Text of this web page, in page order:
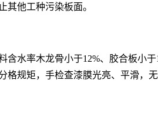
其他工种污染板面。
水率木龙骨小于12%、胶合板小
规矩，手检查漆膜光亮、平滑